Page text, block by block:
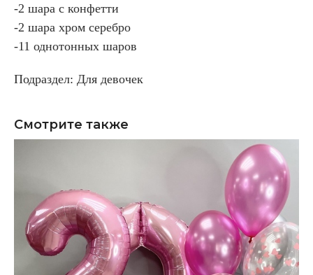
-2 шара с конфетти
-2 шара хром серебро
-11 однотонных шаров
Подраздел: Для девочек
Смотрите также